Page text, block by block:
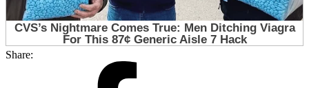
Share: